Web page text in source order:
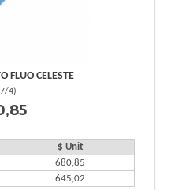
FLUO CELESTE
4)
$ Unit
680,85
645,02